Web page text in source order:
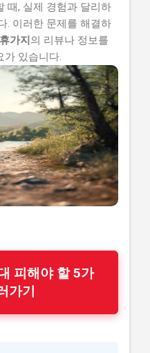
때, 실제 경험과 달리하
. 이러한 문제를 해결하
가지 의 리뷰나 정보를
가 있습니다.
피해야 할 5가
가기